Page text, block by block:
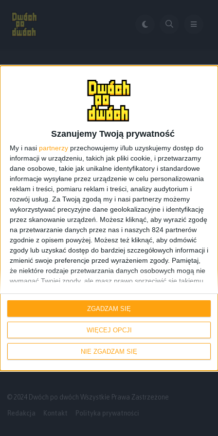
Szanujemy Twoją prywatność
My i nasi partnerzy przechowujemy i/lub uzyskujemy dostęp do
informacji w urządzeniu, takich jak pliki cookie, i przetwarzamy
dane osobowe, takie jak unikalne identyfikatory i standardowe
informacje wysyłane przez urządzenie w celu personalizowania
reklam i treści, pomiaru reklam i treści, analizy audytorium i
rozwój usług. Za Twoją zgodą my i nasi partnerzy możemy
wykorzystywać precyzyjne dane geolokalizacyjne i identyfikację
przez skanowanie urządzeń. Możesz kliknąć, aby wyrazić zgodę
na przetwarzanie danych przez nas i naszych 824 partnerów
zgodnie z opisem powyżej. Możesz też kliknąć, aby odmówić
zgody lub uzyskać dostęp do bardziej szczegółowych informacji i
zmienić swoje preferencje przed wyrażeniem zgody. Pamiętaj,
że niektóre rodzaje przetwarzania danych osobowych mogą nie
wymagać Twojej zgody, ale masz prawo sprzeciwić się takiemu
do tej witryny. Możesz w dowolnym momencie zmienić swoje
preferencje lub wycofać zgodę, wracając na tę stronę i klikając
przycisk "Prywatność" na dole strony.
WIĘCEJ OPCJI
NIE ZGADZAM SIĘ
ZGADZAM SIĘ
DLSS 4.0
RTX 5090, Gothic po inflacji i ponownie
przesunięte Shadows – Mamy do
© 2024 Dwóch po dwóch Wszystkie Prawa Zastrzeżone
Redakcja Kontakt Polityka prywatności